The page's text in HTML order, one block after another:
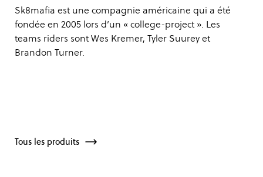
Sk8mafia est une compagnie américaine qui a été
fondée en 2005 lors d’un « college-project ». Les
teams riders sont Wes Kremer, Tyler Suurey et
Brandon Turner.
Tous les produits